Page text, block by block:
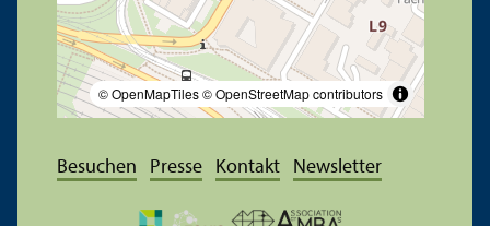
© OpenMapTiles© OpenStreetMap contributors
Besuchen Presse Kontakt Newsletter